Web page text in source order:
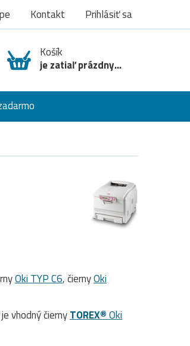
Kontakt Prihlásiť sa
Košík
je zatiaľ prázdny...
Oki TYP C6, čiernyOki
je vhodný čiernyTOREX®Oki